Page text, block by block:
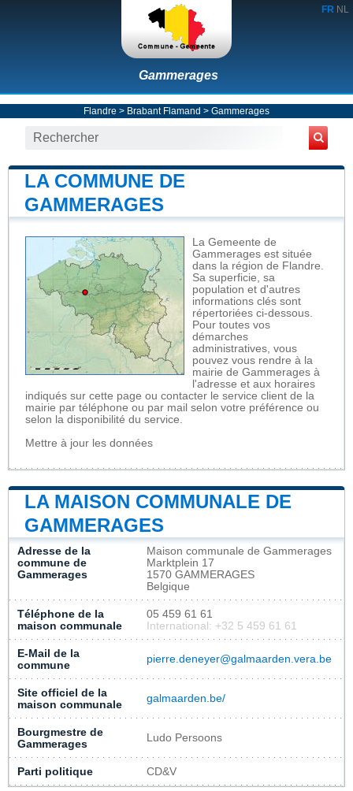
FR NL
Gammerages
Flandre > Brabant Flamand > Gammerages
LA COMMUNE DE
GAMMERAGES
La Gemeente de
Gammerages est située
dans la région de Flandre.
Sa superficie, sa
population et d'autres
informations clés sont
répertoriées ci-dessous.
Pour toutes vos
démarches
administratives, vous
pouvez vous rendre à la
mairie de Gammerages à
l'adresse et aux horaires
indiqués sur cette page ou contacter le service client de la
mairie par téléphone ou par mail selon votre préférence ou
selon la disponibilité du service.
Mettre à jour les données
LA MAISON COMMUNALE DE
GAMMERAGES
Adresse de la
commune de
Gammerages
Maison communale de Gammerages
Marktplein 17
1570 GAMMERAGES
Belgique
Téléphone de la
maison communale
05 459 61 61
International: +32 5 459 61 61
E-Mail de la
commune
pierre.deneyer@galmaarden.vera.be
Site officiel de la
maison communale
galmaarden.be/
Bourgmestre de
Gammerages
Ludo Persoons
Parti politique CD&V